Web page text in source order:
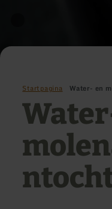
Startpagina Water- en